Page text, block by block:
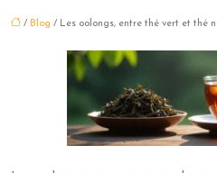
/ Blog / Les oolongs, entre thé vert et thé